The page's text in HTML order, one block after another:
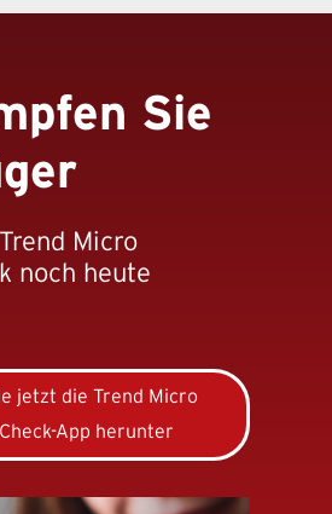
Sie
Micro
noch heute
jetzt die Trend Micro
App herunter